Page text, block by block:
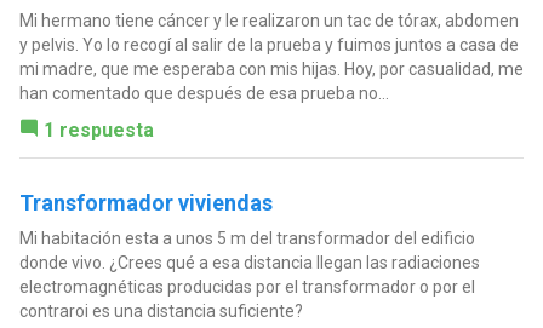
Mi hermano tiene cáncer y le realizaron un tac de tórax, abdomen
y pelvis. Yo lo recogí al salir de la prueba y fuimos juntos a casa de
mi madre, que me esperaba con mis hijas. Hoy, por casualidad, me
han comentado que después de esa prueba no...
1 respuesta
Transformador viviendas
Mi habitación esta a unos 5 m del transformador del edificio
donde vivo. ¿Crees qué a esa distancia llegan las radiaciones
electromagnéticas producidas por el transformador o por el
contraroi es una distancia suficiente?